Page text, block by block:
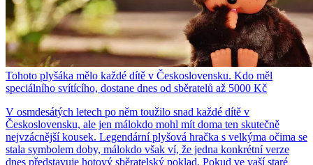
Tohoto plyšáka mělo každé dítě v Československu. Kdo měl
speciálního svítícího, dostane dnes od sběratelů až 5000 Kč
V osmdesátých letech po něm toužilo snad každé dítě v
Československu, ale jen málokdo mohl mít doma ten skutečně
nejvzácnější kousek. Legendární plyšová hračka s velkýma očima se
stala symbolem doby, málokdo však ví, že jedna konkrétní verze
dnes představuje hotový sběratelský poklad. Pokud ve vaší staré